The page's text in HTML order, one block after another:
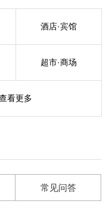
酒店·宾馆
超市·商场
看更多
常见问答